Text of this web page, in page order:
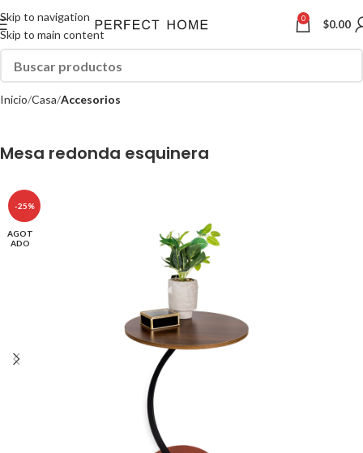
Skip to navigation
Skip to main content
0 $0.00
Inicio Casa Accesorios
Mesa redonda esquinera
-25%
AGOT
ADO